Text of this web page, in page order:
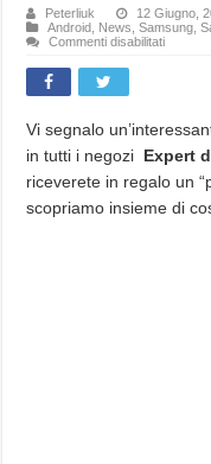
Peterliuk
12 Giugno,
Android News ,Samsung ,
Commenti disabilitatisu
250€
ed
in
regalo
avrai
Vi segnalo
in tutti i negozi Expert
riceverete in regalo un
scopriamo insieme di